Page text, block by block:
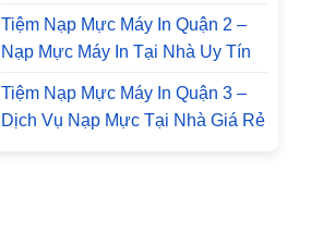
Tiệm Nạp Mực Máy In Quận 2 –
Nạp Mực Máy In Tại Nhà Uy Tín
Tiệm Nạp Mực Máy In Quận 3 –
Dịch Vụ Nạp Mực Tại Nhà Giá Rẻ